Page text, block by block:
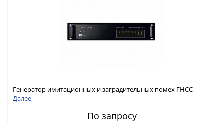
Генератор имитационных и заградительных помех ГНСС
RFТех ГНСП-4800
Далее
По запросу